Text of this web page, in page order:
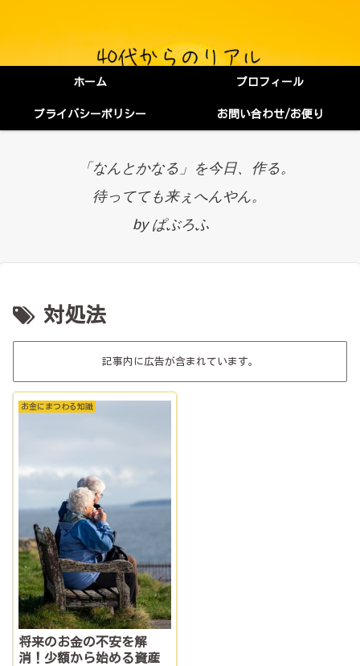
ホーム プロフィール
プライバシーポリシー お問い合わせ/お便り
「なんとかなる」を今日、作る。
待ってても来ぇへんやん。
by ぱぶろふ
対処法
記事内に広告が含まれています。
お金にまつわる知識
将来のお金の不安を解
消！少額から始める資産